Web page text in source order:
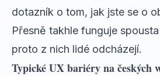
dotazník o tom, jak jste se o
Přesně takhle funguje
proto z nich lidé odcházejí.
Typické UX bariéry na českých